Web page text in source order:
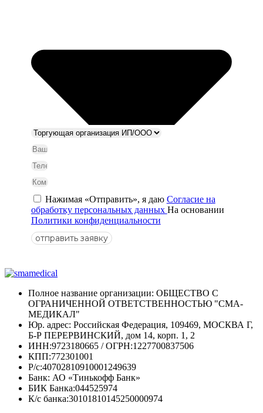
Нажимая «Отправить», я даю Согласие на
обработку персональных данных На основании
Политики конфиденциальности
отправить заявку
Полное название организации: ОБЩЕСТВО С
ОГРАНИЧЕННОЙ ОТВЕТСТВЕННОСТЬЮ "СМА-
МЕДИКАЛ"
Юр. адрес: Российская Федерация, 109469, МОСКВА Г,
Б-Р ПЕРЕРВИНСКИЙ, дом 14, корп. 1, 2
ИНН:9723180665 / ОГРН:1227700837506
КПП:772301001
Р/с:40702810910001249639
Банк: АО «Тинькофф Банк»
БИК Банка:044525974
К/с банка:30101810145250000974